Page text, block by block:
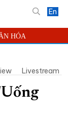
En
HÓA
PHÓNG SỰ
Livestream